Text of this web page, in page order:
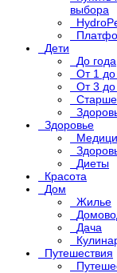
выбора
Дети
До года
От 1 до
От 3 до
Здоровье
Диеты
Красота
Дом
Жилье
Дача
Путешествия